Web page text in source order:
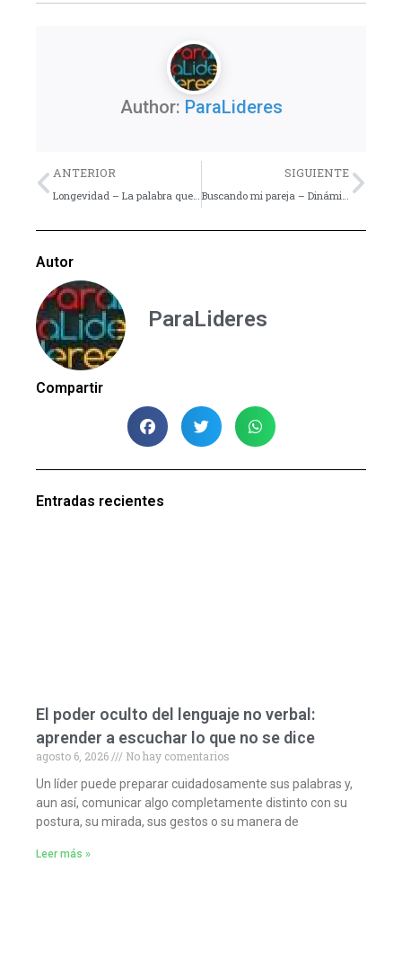
Author: ParaLideres
Previo
ANTERIOR SIGUIENTE
Autor
ParaLideres
Compartir
Entradas recientes
El poder oculto del lenguaje no verbal:
aprender a escuchar lo que no se dice
agosto 6, 2026
No hay comentarios
Un líder puede preparar cuidadosamente sus palabras y,
aun así, comunicar algo completamente distinto con su
postura, su mirada, sus gestos o su manera de
Leer más »